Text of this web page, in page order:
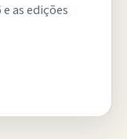
as edições